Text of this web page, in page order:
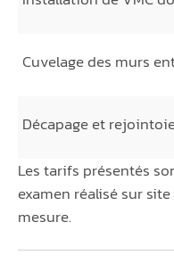
Cuvelage des murs
Décapage et
Les tarifs présentés
examen réalisé sur
mesure.